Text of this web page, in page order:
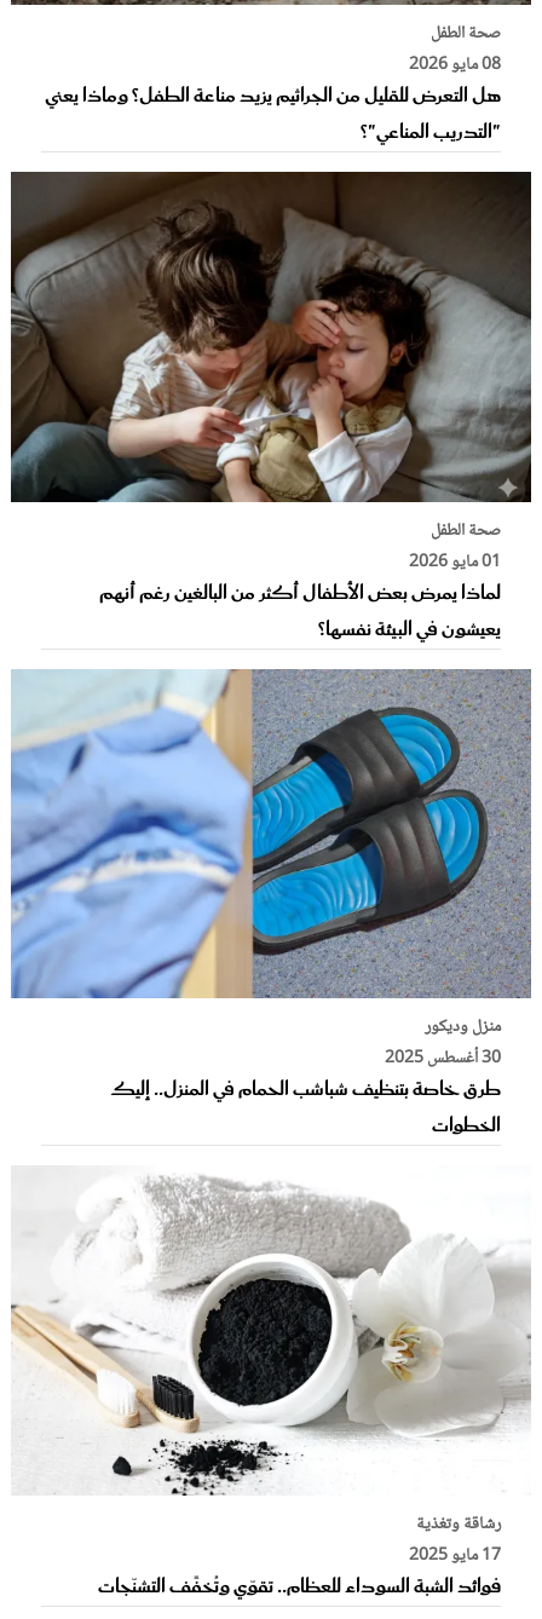
صحة الطفل
08 مايو 2026
هل التعرض للقليل من الجراثيم يزيد مناعة الطفل؟ وماذا يعني
"التدريب المناعي"؟
صحة الطفل
01 مايو 2026
لماذا يمرض بعض الأطفال أكثر من البالغين رغم أنهم
يعيشون في البيئة نفسها؟
منزل وديكور
30 أغسطس 2025
طرق خاصة بتنظيف شباشب الحمام في المنزل.. إليك
الخطوات
رشاقة وتغذية
17 مايو 2025
فوائد الشبة السوداء للعظام.. تقوّي وتُخفِّف التشنّجات